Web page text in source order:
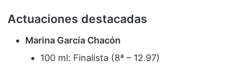
Actuaciones destacadas
Marina García Chacón
100 ml: Finalista (8ª – 12.97)